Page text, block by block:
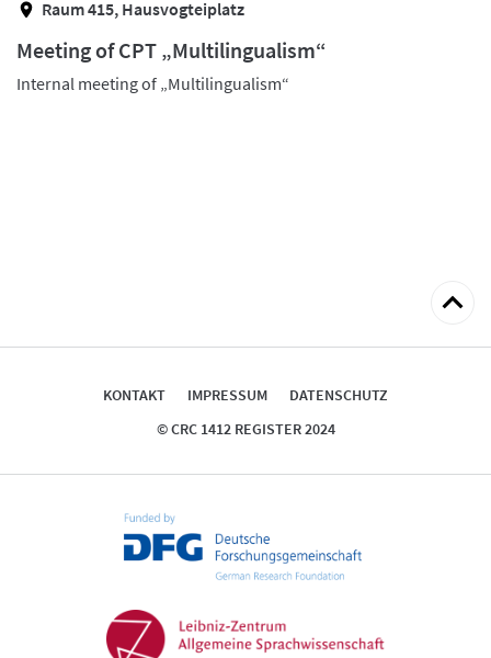
Raum 415, Hausvogteiplatz
Meeting of CPT „Multilingualism“
Internal meeting of „Multilingualism“
zum
KONTAKT IMPRESSUM
DATENSCHUTZ
© CRC 1412 REGISTER 2024